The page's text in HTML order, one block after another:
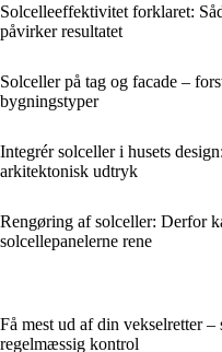
Solcelleeffektivitet forklaret:
påvirker resultatet
Solceller på tag og facade –
bygningstyper
Integrér solceller i husets
arkitektonisk udtryk
Rengøring af solceller: Derfor
solcellepanelerne rene
Få mest ud af din vekselretter
regelmæssig kontrol